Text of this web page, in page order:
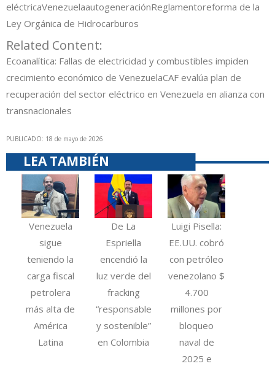
eléctricaVenezuelaautogeneraciónReglamentoreforma de la
Ley Orgánica de Hidrocarburos
Related Content:
Ecoanalítica: Fallas de electricidad y combustibles impiden
crecimiento económico de VenezuelaCAF evalúa plan de
recuperación del sector eléctrico en Venezuela en alianza con
transnacionales
PUBLICADO: 18 de mayo de 2026
LEA TAMBIÉN
Venezuela
sigue
teniendo la
carga fiscal
petrolera
más alta de
América
Latina
De La
Espriella
encendió la
luz verde del
fracking
“responsable
y sostenible”
en Colombia
Luigi Pisella:
EE.UU. cobró
con petróleo
venezolano $
4.700
millones por
bloqueo
naval de
2025 e